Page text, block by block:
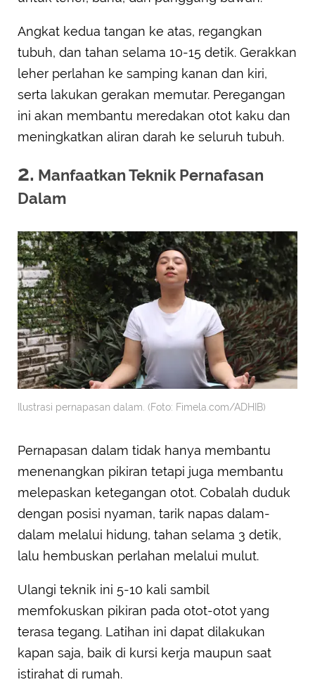
Angkat kedua tangan ke atas, regangkan
tubuh, dan tahan selama 10-15 detik. Gerakkan
leher perlahan ke samping kanan dan kiri,
serta lakukan gerakan memutar. Peregangan
ini akan membantu meredakan otot kaku dan
meningkatkan aliran darah ke seluruh tubuh.
2. Manfaatkan Teknik Pernafasan
Dalam
Ilustrasi pernapasan dalam. (Foto: Fimela.com/ADHIB)
Pernapasan dalam tidak hanya membantu
menenangkan pikiran tetapi juga membantu
melepaskan ketegangan otot. Cobalah duduk
dengan posisi nyaman, tarik napas dalam-
dalam melalui hidung, tahan selama 3 detik,
lalu hembuskan perlahan melalui mulut.
Ulangi teknik ini 5-10 kali sambil
memfokuskan pikiran pada otot-otot yang
terasa tegang. Latihan ini dapat dilakukan
kapan saja, baik di kursi kerja maupun saat
istirahat di rumah.